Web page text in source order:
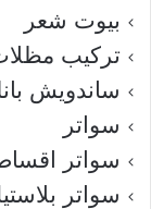
بيوت شعر
تركيب
ساندويش
سواتر
سواتر
سواتر